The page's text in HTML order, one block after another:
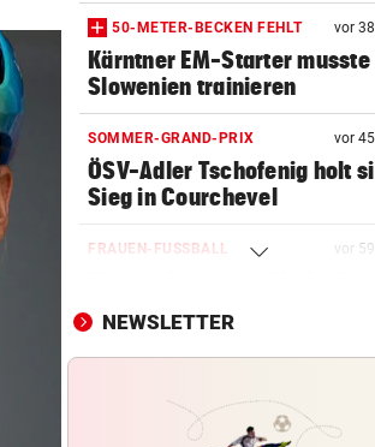
50-METER-BECKEN FEHLT vor
Kärntner EM-Starter
Slowenien trainieren
SOMMER-GRAND-PRIX vor
ÖSV-Adler Tschofenig holt
Sieg in Courchevel
FRAUEN-FUSSBALL vor
souverän aufgestiegen!
RADSPORT – DAMEN
der Tour de France
NEWSLETTER